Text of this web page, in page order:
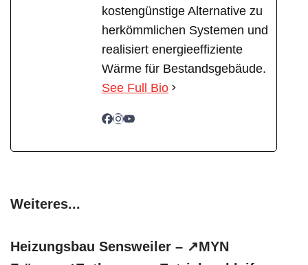
kostengünstige Alternative zu
herkömmlichen Systemen und
realisiert energieeffiziente
Wärme für Bestandsgebäude.
See Full Bio
Weiteres...
Heizungsbau Sensweiler – ↗️MYN